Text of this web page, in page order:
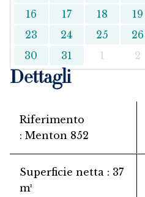
16
17 18 19
23
24 25 26
30
31 1 2
Dettagli
Riferimento
Menton 852
Superficie netta
37
m²